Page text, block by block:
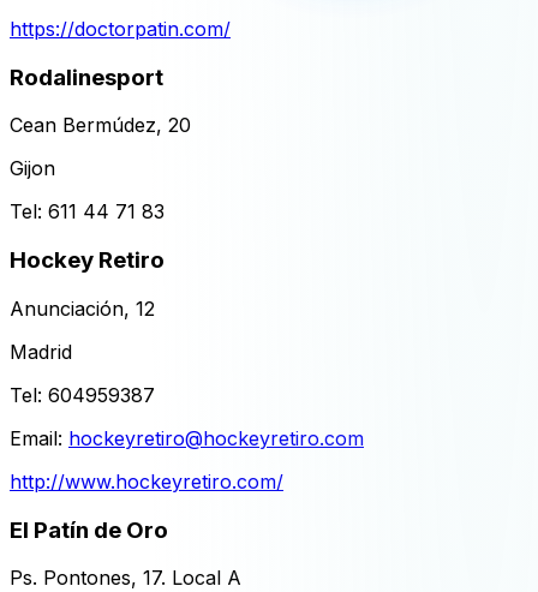
https://doctorpatin.com/
Rodalinesport
Cean Bermúdez, 20
Gijon
Tel: 611 44 71 83
Hockey Retiro
Anunciación, 12
Madrid
Tel: 604959387
Email: hockeyretiro@hockeyretiro.com
http://www.hockeyretiro.com/
El Patín de Oro
Ps. Pontones, 17. Local A